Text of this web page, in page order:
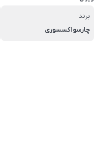
برند
چارسو اکسسوری